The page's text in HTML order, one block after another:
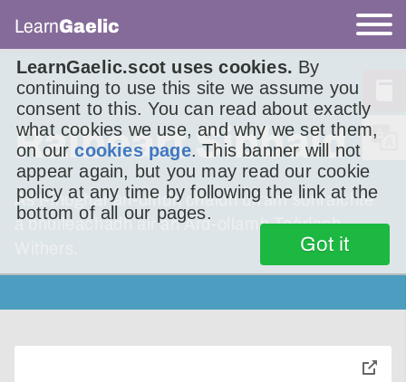
LearnGaelic.scot uses cookies. By
continuing to use this site we assume you
consent to this. You can read about exactly
what cookies we use, and why we set them,
on ourcookies page. This banner will not
appear again, but you may read our cookie
policy at any time by following the link at the
bottom of all our pages.
Got it
LearnGaelic
Raibeart Sibbald
As t-fhoghar an-uiridh chaidh urram sònraichte
a bhuileachadh air an Àrd-ollamh Teàrlach
toggle